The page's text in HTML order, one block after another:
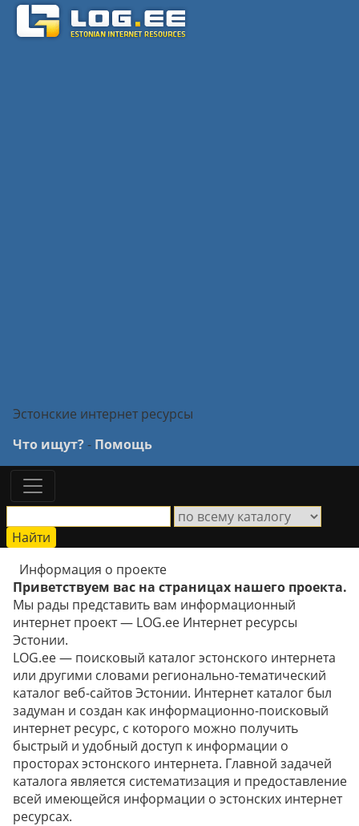
Эстонские интернет ресурсы
Что ищут?- Помощь
Информация о проекте
Приветствуем вас на страницах нашего проекта.
Мы рады представить вам информационный
интернет проект — LOG.ee Интернет ресурсы
Эстонии.
LOG.ee — поисковый каталог эстонского интернета
или другими словами регионально-тематический
каталог веб-сайтов Эстонии. Интернет каталог был
задуман и создан как информационно-поисковый
интернет ресурс, с которого можно получить
быстрый и удобный доступ к информации о
просторах эстонского интернета. Главной задачей
каталога является систематизация и предоставление
всей имеющейся информации о эстонских интернет
ресурсах.